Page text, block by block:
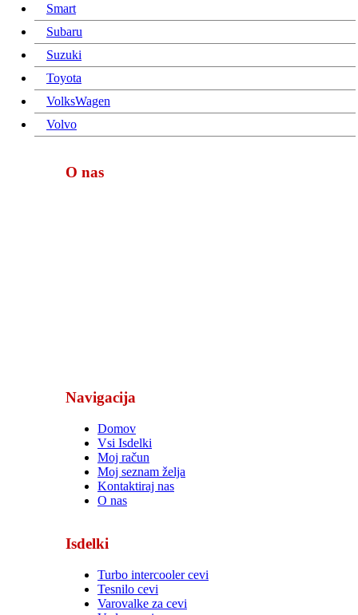
Smart
Subaru
Suzuki
Toyota
VolksWagen
Volvo
O nas
Navigacija
Domov
Vsi Isdelki
Moj račun
Moj seznam želja
Kontaktiraj nas
O nas
Isdelki
Turbo intercooler cevi
Tesnilo cevi
Varovalke za cevi